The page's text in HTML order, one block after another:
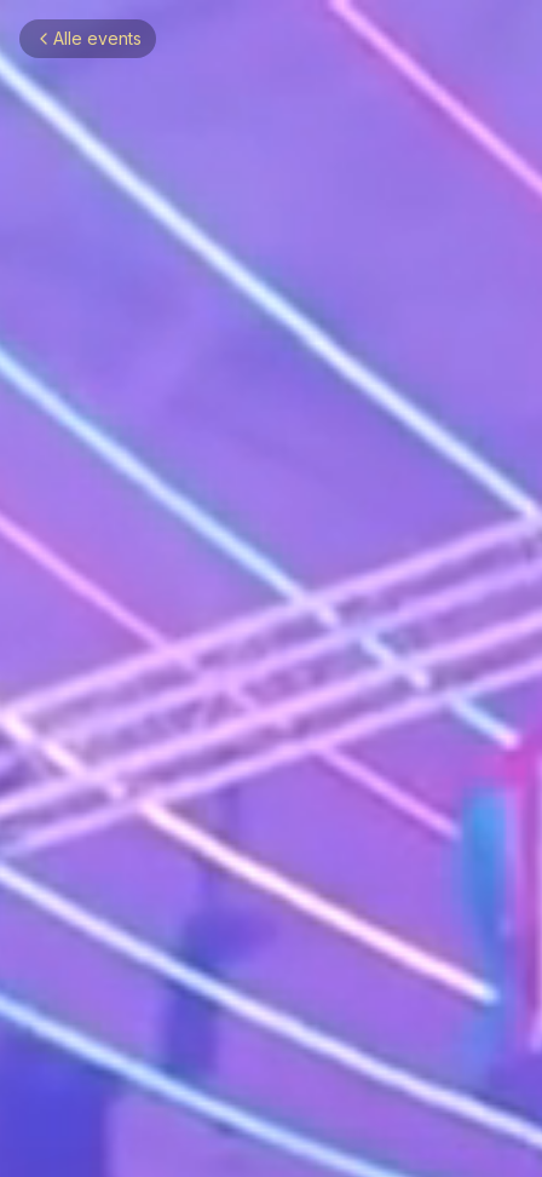
Alle events